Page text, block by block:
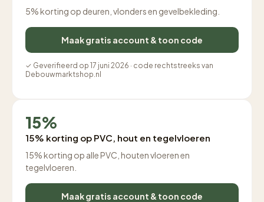
5% korting op deuren, vlonders en gevelbekleding.
Maak gratis account & toon code
✓ Geverifieerd op 17 juni 2026 · code rechtstreeks van
Debouwmarktshop.nl
15%
15% korting op PVC, hout en tegelvloeren
15% korting op alle PVC, houten vloeren en
tegelvloeren.
Maak gratis account & toon code